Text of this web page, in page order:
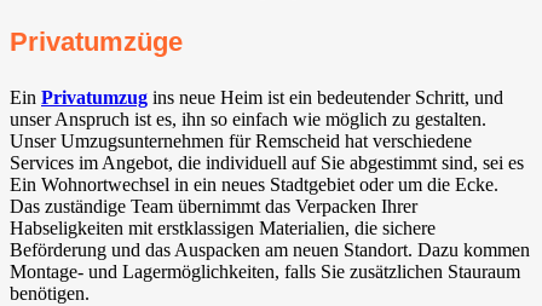
Privatumzüge
Ein Privatumzug ins neue Heim ist ein bedeutender Schritt, und
unser Anspruch ist es, ihn so einfach wie möglich zu gestalten.
Unser Umzugsunternehmen für Remscheid hat verschiedene
Services im Angebot, die individuell auf Sie abgestimmt sind, sei es
Ein Wohnortwechsel in ein neues Stadtgebiet oder um die Ecke.
Das zuständige Team übernimmt das Verpacken Ihrer
Habseligkeiten mit erstklassigen Materialien, die sichere
Beförderung und das Auspacken am neuen Standort. Dazu kommen
Montage- und Lagermöglichkeiten, falls Sie zusätzlichen Stauraum
benötigen.